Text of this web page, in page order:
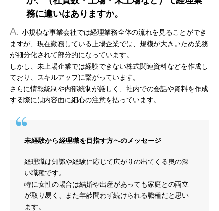
務に違いはありますか。
A. 小規模な事業会社では経理業務全体の流れを見ることができ
ますが、現在勤務している上場企業では、規模が大きいため業務
が細分化されて部分的になっています。
しかし、未上場企業では経験できない株式関連資料などを作成し
ており、スキルアップに繋がっています。
さらに情報統制や内部統制が厳しく、社内での会話や資料を作成
する際には内容面に細心の注意を払っています。
未経験から経理職を目指す方へのメッセージ
経理職は知識や経験に応じて広がりの出てくる奥の深
い職種です。
特に女性の場合は結婚や出産があっても家庭との両立
が取り易く、また年齢問わず続けられる職種だと思い
ます。